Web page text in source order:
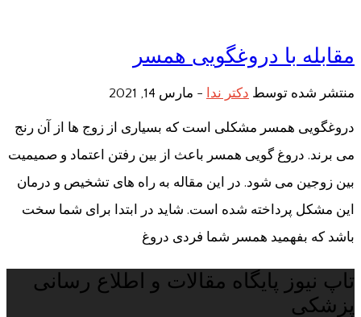
مقابله با دروغگویی همسر
منتشر شده توسط دکتر ندا - مارس 14, 2021
دروغگویی همسر مشکلی است که بسیاری از زوج ها از آن رنج
می برند. دروغ گویی همسر باعث از بین رفتن اعتماد و صمیمیت
بین زوجین می شود. در این مقاله به راه های تشخیص و درمان
این مشکل پرداخته شده است. شاید در ابتدا برای شما سخت
باشد که بفهمید همسر شما فردی دروغ
تاپ نیوز پایگاه مقالات و اطلاع رسانی
پزشکی